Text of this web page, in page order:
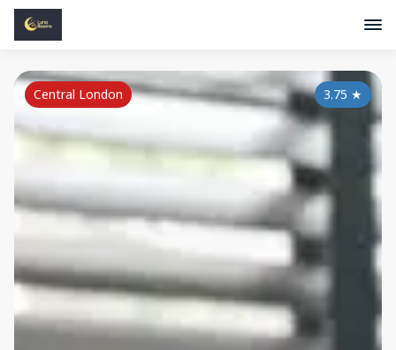
3.75 ★
Central London